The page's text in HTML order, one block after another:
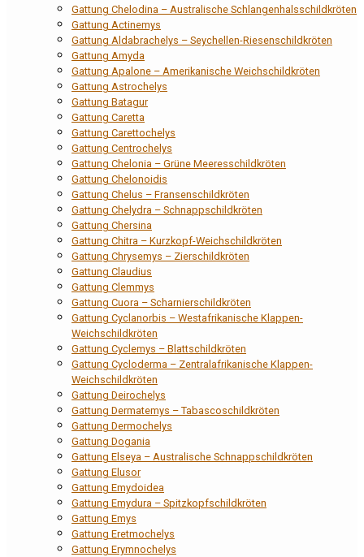
Gattung Chelodina – Australische Schlangenhalsschildkröten
Gattung Actinemys
Gattung Aldabrachelys – Seychellen-Riesenschildkröten
Gattung Amyda
Gattung Apalone – Amerikanische Weichschildkröten
Gattung Astrochelys
Gattung Batagur
Gattung Caretta
Gattung Carettochelys
Gattung Centrochelys
Gattung Chelonia – Grüne Meeresschildkröten
Gattung Chelonoidis
Gattung Chelus – Fransenschildkröten
Gattung Chelydra – Schnappschildkröten
Gattung Chersina
Gattung Chitra – Kurzkopf-Weichschildkröten
Gattung Chrysemys – Zierschildkröten
Gattung Claudius
Gattung Clemmys
Gattung Cuora – Scharnierschildkröten
Gattung Cyclanorbis – Westafrikanische Klappen-
Weichschildkröten
Gattung Cyclemys – Blattschildkröten
Gattung Cycloderma – Zentralafrikanische Klappen-
Weichschildkröten
Gattung Deirochelys
Gattung Dermatemys – Tabascoschildkröten
Gattung Dermochelys
Gattung Dogania
Gattung Elseya – Australische Schnappschildkröten
Gattung Elusor
Gattung Emydoidea
Gattung Emydura – Spitzkopfschildkröten
Gattung Emys
Gattung Eretmochelys
Gattung Erymnochelys